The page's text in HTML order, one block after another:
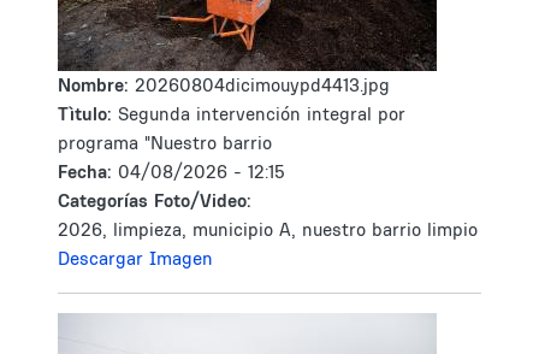
Nombre: 20260804dicimouypd4413.jpg
Tìtulo: Segunda intervención integral por
programa "Nuestro barrio
Fecha: 04/08/2026 - 12:15
Categorías Foto/Video:
2026, limpieza, municipio A, nuestro barrio limpio
Descargar Imagen